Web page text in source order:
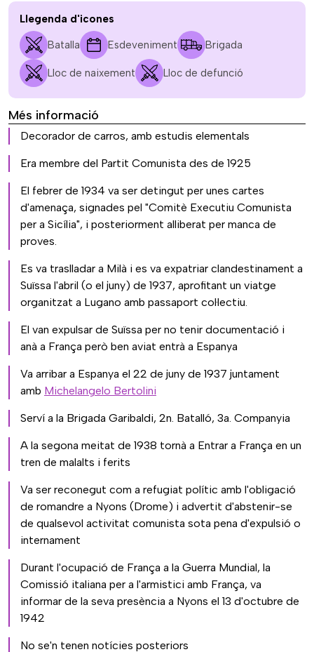
Llegenda d'icones
Batalla Esdeveniment Brigada
Lloc de naixement Lloc de defunció
Més informació
Decorador de carros, amb estudis elementals
Era membre del Partit Comunista des de 1925
El febrer de 1934 va ser detingut per unes cartes
d'amenaça, signades pel "Comitè Executiu Comunista
per a Sicília", i posteriorment alliberat per manca de
proves.
Es va traslladar a Milà i es va expatriar clandestinament a
Suïssa l'abril (o el juny) de 1937, aprofitant un viatge
organitzat a Lugano amb passaport col·lectiu.
El van expulsar de Suïssa per no tenir documentació i
anà a França però ben aviat entrà a Espanya
Va arribar a Espanya el 22 de juny de 1937 juntament
amb Michelangelo Bertolini
Serví a la Brigada Garibaldi, 2n. Batalló, 3a. Companyia
A la segona meitat de 1938 tornà a Entrar a França en un
tren de malalts i ferits
Va ser reconegut com a refugiat polític amb l'obligació
de romandre a Nyons (Drome) i advertit d'abstenir-se
de qualsevol activitat comunista sota pena d'expulsió o
internament
Durant l'ocupació de França a la Guerra Mundial, la
Comissió italiana per a l'armistici amb França, va
informar de la seva presència a Nyons el 13 d'octubre de
1942
No se'n tenen notícies posteriors